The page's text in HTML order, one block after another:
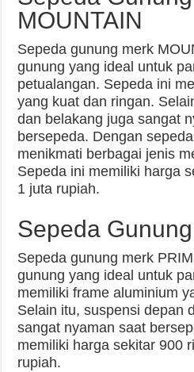
MOUNTAIN
Sepeda gunung merk
gunung yang ideal untuk
petualangan. Sepeda ini
yang kuat dan ringan.
dan belakang juga sangat
bersepeda. Dengan
menikmati berbagai jenis
Sepeda ini memiliki harga
1 juta rupiah.
Sepeda
Sepeda gunung merk
gunung yang ideal untuk
memiliki frame aluminium
Selain itu, suspensi depan
sangat nyaman saat
memiliki harga sekitar 900
rupiah.